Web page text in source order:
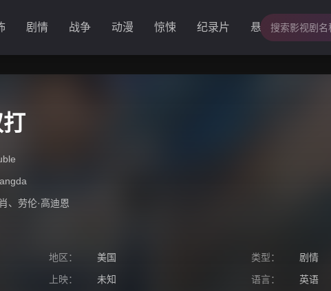
剧情 战争 动漫 惊悚 纪录片 悬疑
、 劳伦·高迪恩
地区： 美国 类型：
剧情
上映： 未知 语言：
英语